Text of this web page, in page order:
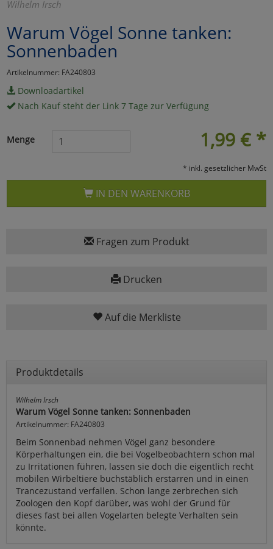
Wilhelm Irsch
Warum Vögel Sonne tanken:
Sonnenbaden
Artikelnummer: FA240803
Downloadartikel
Nach Kauf steht der Link 7 Tage zur Verfügung
1,99 € *
Menge
* inkl. gesetzlicher MwSt
IN DEN WARENKORB
Fragen zum Produkt
Drucken
Auf die Merkliste
Produktdetails
Wilhelm Irsch
Warum Vögel Sonne tanken: Sonnenbaden
Artikelnummer: FA240803
Beim Sonnenbad nehmen Vögel ganz besondere
Körperhaltungen ein, die bei Vogelbeobachtern schon mal
zu Irritationen führen, lassen sie doch die eigentlich recht
mobilen Wirbeltiere buchstäblich erstarren und in einen
Trancezustand verfallen. Schon lange zerbrechen sich
Zoologen den Kopf darüber, was wohl der Grund für
dieses fast bei allen Vogelarten belegte Verhalten sein
könnte.
Umfragetools
Cookies
Alle Akzeptieren
Cookies
Einstellungen speichern
zurück